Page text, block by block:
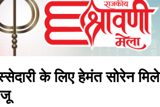
के लिए हेमंत सोरेन मिले